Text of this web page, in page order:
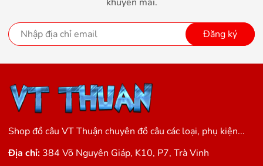
Đăng ký
Shop đồ câu VT Thuận chuyên đồ câu các loại, phụ kiện...
Địa chỉ: 384 Võ Nguyên Giáp, K10, P7, Trà Vinh